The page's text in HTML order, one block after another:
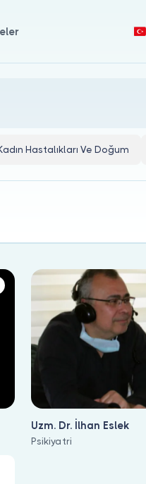
Hastalıkları Ve Doğum
Uzm. Dr. İlhan Eslek
Psikiyatri